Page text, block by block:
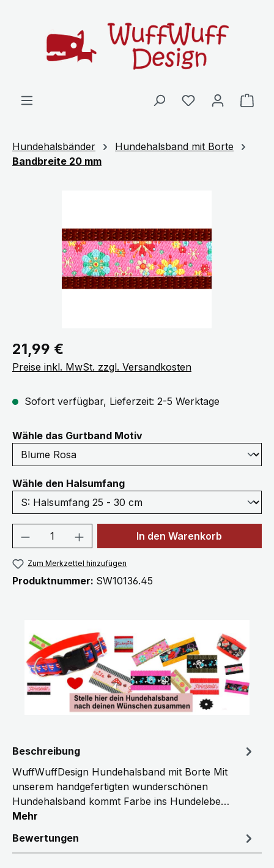
Hundehalsbänder
Hundehalsband mit Borte
Bandbreite 20 mm
Regulärer Preis:
21,99 €
Preise inkl. MwSt. zzgl. Versandkosten
Sofort verfügbar, Lieferzeit: 2-5 Werktage
Wähle das Gurtband Motivauswählen
Wähle den Halsumfangauswählen
Produkt Anzahl: Gib denIn den Warenkorb
Zum Merkzettel hinzufügen
Produktnummer: SW10136.45
Beschreibung
WuffWuffDesign Hundehalsband mit Borte Mit
unserem handgefertigten wunderschönen
Hundehalsband kommt Farbe ins Hundelebe…
Mehr
Bewertungen